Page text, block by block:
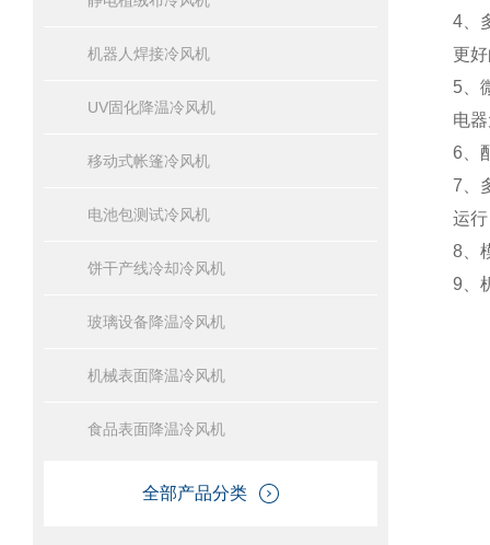
机器人焊接冷风机
UV固化降温冷风机
移动式帐篷冷风机
电池包测试冷风机
饼干产线冷却冷风机
玻璃设备降温冷风机
机械表面降温冷风机
食品表面降温冷风机
全部产品分类
4、
更
5、
电
6、
7、
运
8、
9、